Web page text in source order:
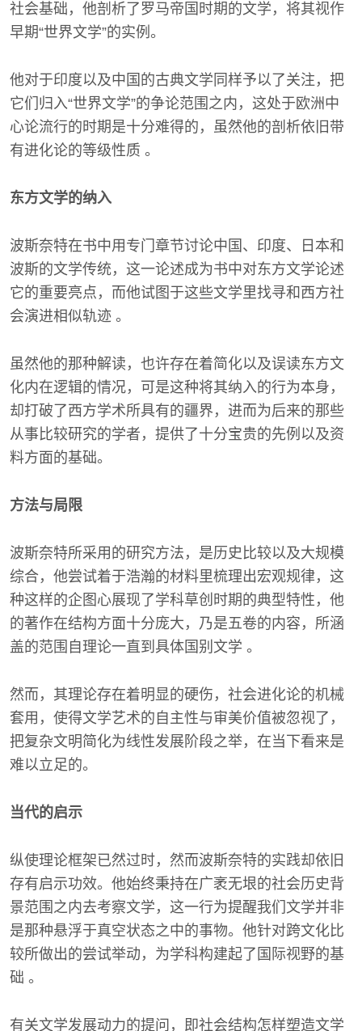
社会基础，他剖析了罗马帝国时期的文学，将其视作
早期“世界文学”的实例。
他对于印度以及中国的古典文学同样予以了关注，把
它们归入“世界文学”的争论范围之内，这处于欧洲中
心论流行的时期是十分难得的，虽然他的剖析依旧带
有进化论的等级性质 。
东方文学的纳入
波斯奈特在书中用专门章节讨论中国、印度、日本和
波斯的文学传统，这一论述成为书中对东方文学论述
它的重要亮点，而他试图于这些文学里找寻和西方社
会演进相似轨迹 。
虽然他的那种解读，也许存在着简化以及误读东方文
化内在逻辑的情况，可是这种将其纳入的行为本身，
却打破了西方学术所具有的疆界，进而为后来的那些
从事比较研究的学者，提供了十分宝贵的先例以及资
料方面的基础。
方法与局限
波斯奈特所采用的研究方法，是历史比较以及大规模
综合，他尝试着于浩瀚的材料里梳理出宏观规律，这
种这样的企图心展现了学科草创时期的典型特性，他
的著作在结构方面十分庞大，乃是五卷的内容，所涵
盖的范围自理论一直到具体国别文学 。
然而，其理论存在着明显的硬伤，社会进化论的机械
套用，使得文学艺术的自主性与审美价值被忽视了，
把复杂文明简化为线性发展阶段之举，在当下看来是
难以立足的。
当代的启示
纵使理论框架已然过时，然而波斯奈特的实践却依旧
存有启示功效。他始终秉持在广袤无垠的社会历史背
景范围之内去考察文学，这一行为提醒我们文学并非
是那种悬浮于真空状态之中的事物。他针对跨文化比
较所做出的尝试举动，为学科构建起了国际视野的基
础 。
有关文学发展动力的提问，即社会结构怎样塑造文学